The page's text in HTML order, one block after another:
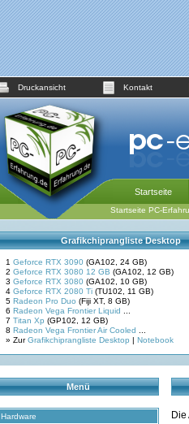
Druckansicht Kontakt
Startseite
Startseite PC-
Grafikchiprangliste Desktop
1 Geforce RTX 3090 (GA102, 24 GB)
2 Geforce RTX 3080 12 GB (GA102, 12 GB)
3 Geforce RTX 3080 (GA102, 10 GB)
4 Geforce RTX 2080 Ti (TU102, 11 GB)
5 Radeon Pro Duo (Fiji XT, 8 GB)
6 Radeon Vega Frontier Liquid
7 Titan Xp (GP102, 12 GB)
8 Radeon Vega Frontier Air Cooled
» ZurGrafikchiprangliste Desktop | Notebook
Menü
Hardware